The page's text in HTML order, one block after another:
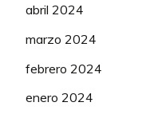
abril 2024
marzo 2024
febrero 2024
enero 2024